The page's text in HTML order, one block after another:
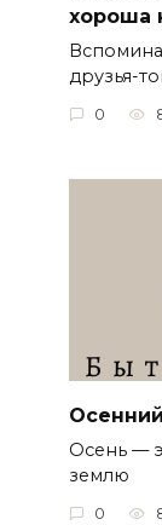
хороша
друзья-
0
Осень —
землю
0